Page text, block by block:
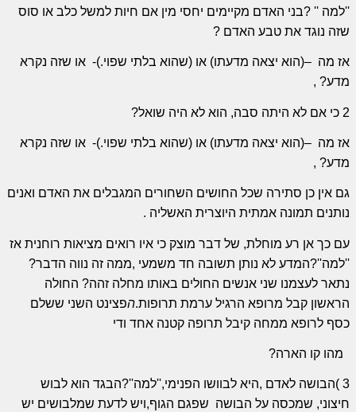
''למה '' ?בני האדם מקיימים יחסי מין אם חיות למשל כלב או סוס
שזה נוגד את טבע האדם ?
אז מה –(הוא יצאה מדעתו) או (שהוא בלתי שפוי.)- או שזה נקרא
מדע? ,
2 כי אם לא היתה סבה, הוא לא היה שואל?
אז מה –(הוא יצאה מדעתו) או (שהוא בלתי שפוי.)- או שזה נקרא
מדע? ,
גם אין כן סתירה שכל החושים השחורים המגבלים את האדם ואנים
נותנים תמונה אמתית היוצרית האשליה .
עם כך אן רע מוחלת, של דבר מוצק כי איו רואים מציאות רוחנית אז
''למה''?המדע לא נותן תשובה חד משמעי ,ממה זה נווה הדבר?
נתאר לעצמנו שני אנשים החולים באותו מחלה זהה? החולה
הראשון קבל מרופא הרגיל ערמת תרופות.הפצינט השני ששלם
כסף לרופא ממחה קיבל תרופה קטנה אחד ודי
מהו קו הארה?
3 )הבושה לאדם ,היא לבוושו הפנימי,''למה''?הבגד הוא לבוש
חיצוני, שמכסה על הבושה שפגם הגוף,ויש לדעת שמלבושים יש